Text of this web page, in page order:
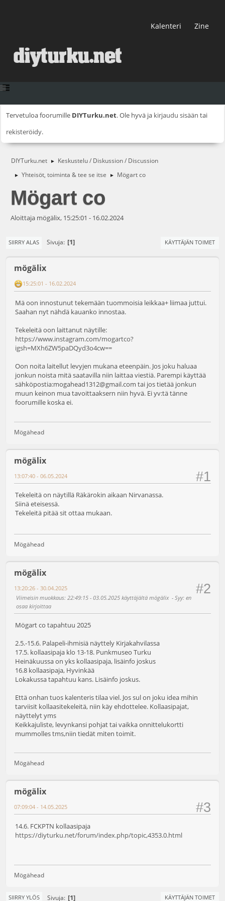
Kalenteri Zine
Tervetuloa foorumille DIYTurku.net. Ole hyvä ja kirjaudu sisään tai
rekisteröidy.
DIYTurku.net ► Keskustelu / Diskussion / Discussion
► Yhteisöt, toiminta & tee se itse ► Mögart co
Mögart co
Aloittaja mögälix, 15:25:01 - 16.02.2024
SIIRRY ALAS Sivuja 1 KÄYTTÄJÄN TOIMET
mögälix
15:25:01 - 16.02.2024
Mä oon innostunut tekemään tuommoisia leikkaa+ liimaa juttui.
Saahan nyt nähdä kauanko innostaa.
Tekeleitä oon laittanut näytille:
https://www.instagram.com/mogartco?
igsh=MXh6ZW5paDQyd3o4cw==
Oon noita laitellut levyjen mukana eteenpäin. Jos joku haluaa
jonkun noista mitä saatavilla niin laittaa viestiä. Parempi käyttää
sähköpostia:mogahead1312@gmail.com tai jos tietää jonkun
muun keinon mua tavoittaaksern niin hyvä. Ei yv:tä tänne
foorumille koska ei.
Mögähead
mögälix
#1
13:07:40 - 06.05.2024
Tekeleitä on näytillä Räkärokin aikaan Nirvanassa.
Siinä eteisessä.
Tekeleitä pitää sit ottaa mukaan.
Mögähead
mögälix
#2
13:20:26 - 30.04.2025
Viimeisin muokkaus: 22:49:15 - 03.05.2025 käyttäjältä mögälix Syy: en
osaa kirjoittaa
Mögart co tapahtuu 2025
2.5.-15.6. Palapeli-ihmisiä näyttely Kirjakahvilassa
17.5. kollaasipaja klo 13-18. Punkmuseo Turku
Heinäkuussa on yks kollaasipaja, lisäinfo joskus
16.8 kollaasipaja, Hyvinkää
Lokakussa tapahtuu kans. Lisäinfo joskus.
Että onhan tuos kalenteris tilaa viel. Jos sul on joku idea mihin
tarviisit kollaasitekeleitä, niin käy ehdottelee. Kollaasipajat,
näyttelyt yms
Keikkajuliste, levynkansi pohjat tai vaikka onnittelukortti
mummolles tms,niin tiedät miten toimit.
Mögähead
mögälix
#3
07:09:04 - 14.05.2025
14.6. FCKPTN kollaasipaja
https://diyturku.net/forum/index.php/topic,4353.0.html
Mögähead
SIIRRY YLÖS Sivuja 1 KÄYTTÄJÄN TOIMET